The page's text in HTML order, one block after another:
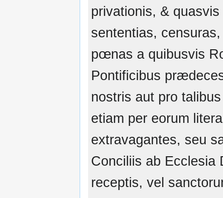
privationis, & quasvis
sententias,
pœnas a quibusvis
Pontificibus
nostris aut pro
etiam per eorum
extravagantes, seu
Conciliis ab Ecclesia
receptis, vel